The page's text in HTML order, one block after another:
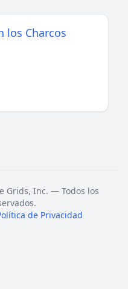
los Charcos
Grids, Inc. — Todos los
de Privacidad